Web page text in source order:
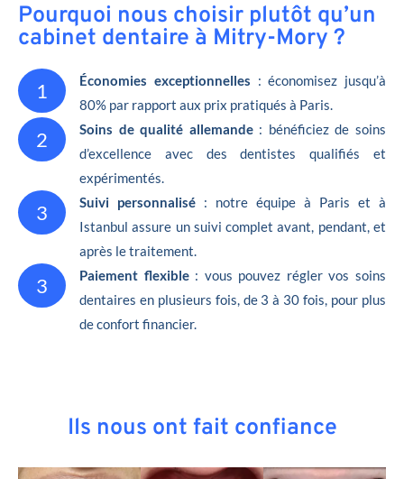
Pourquoi nous choisir plutôt qu’un
cabinet dentaire à Mitry-Mory ?
1 Économies exceptionnelles : économisez jusqu’à
80% par rapport aux prix pratiqués à Paris.
2 Soins de qualité allemande: bénéficiez de soins
d’excellence avec des dentistes qualifiés et
expérimentés.
3 Suivi personnalisé : notre équipe à Paris et à
Istanbul assure un suivi complet avant, pendant, et
après le traitement.
3 Paiement flexible: vous pouvez régler vos soins
dentaires en plusieurs fois, de 3 à 30 fois, pour plus
de confort financier.
Ils nous ont fait confiance